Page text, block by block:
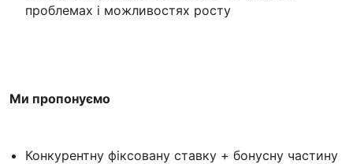
проблемах і можливостях росту
Ми пропонуємо
Конкурентну фіксовану ставку + бонусну частину